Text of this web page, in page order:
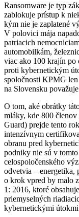
Ransomware je typ
zablokuje prístup k
kým nie je zaplatené
V polovici mája
patriacich
automobilkám,
viac ako 100 krajín po
proti kybernetickým
spoločnosti KPMG
na Slovensku
O tom, aké obrátky
mláky, kde 800
Guard) prejde tento
intenzívnym
obranu pred
podniky nie sú v
celospoločenského
odvetvia – energetika,
o krok vpred by malo
1: 2016, ktoré
priemyselných
kybernetickými